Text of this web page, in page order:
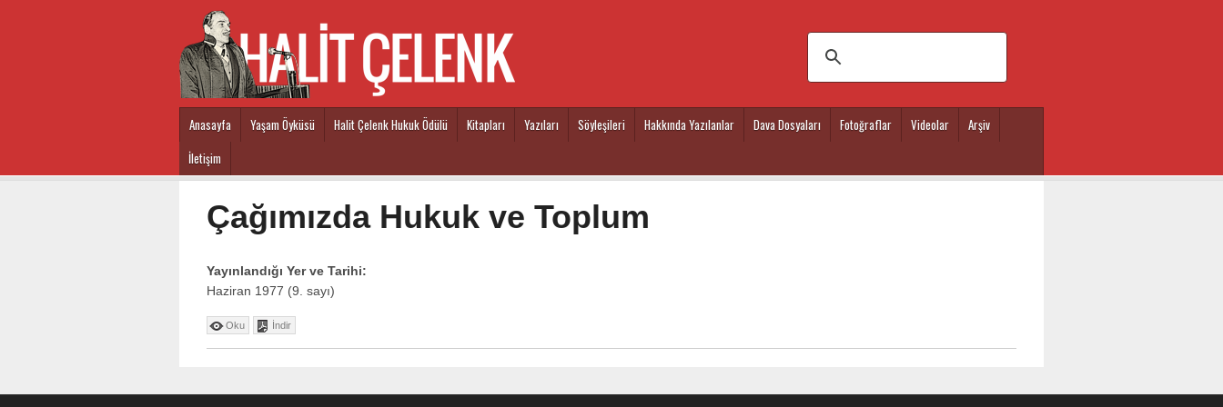
Main menu
Anasayfa Yaşam Öyküsü Halit Çelenk Hukuk Ödülü Kitapları Yazıları Söyleşileri Hakkında Yazılanlar Dava Dosyaları Fotoğraflar Videolar
Arşiv
İletişim
Çağımızda Hukuk ve Toplum
Yayınlandığı Yer ve Tarihi:
Haziran 1977 (9. sayı)
Oku İndir